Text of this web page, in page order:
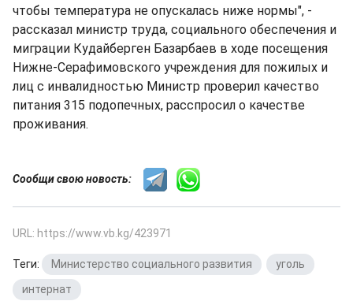
чтобы температура не опускалась ниже нормы", -
рассказал министр труда, социального обеспечения и
миграции Кудайберген Базарбаев в ходе посещения
Нижне-Серафимовского учреждения для пожилых и
лиц с инвалидностью Министр проверил качество
питания 315 подопечных, расспросил о качестве
проживания.
Сообщи свою новость:
URL: https://www.vb.kg/423971
Теги: Министерство социального развития уголь
интернат